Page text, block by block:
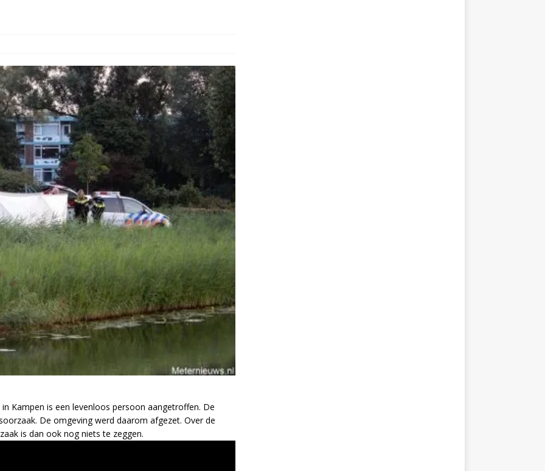
aangevaren op Schildmeer Steendam(Video)
Kampen is een levenloos persoon aangetroffen. De
De omgeving werd daarom afgezet. Over de
is dan ook nog niets te zeggen.